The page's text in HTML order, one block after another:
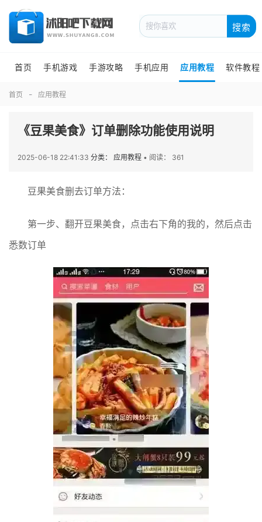
搜索
首页 手机游戏 手游攻略 手机应用 应用教程 软件教程
首页 应用教程
《豆果美食》订单删除功能使用说明
2025-06-18 22:41:33 分类： 应用教程 • 阅读： 361
豆果美食删去订单方法：
第一步、翻开豆果美食，点击右下角的我的，然后点击
悉数订单